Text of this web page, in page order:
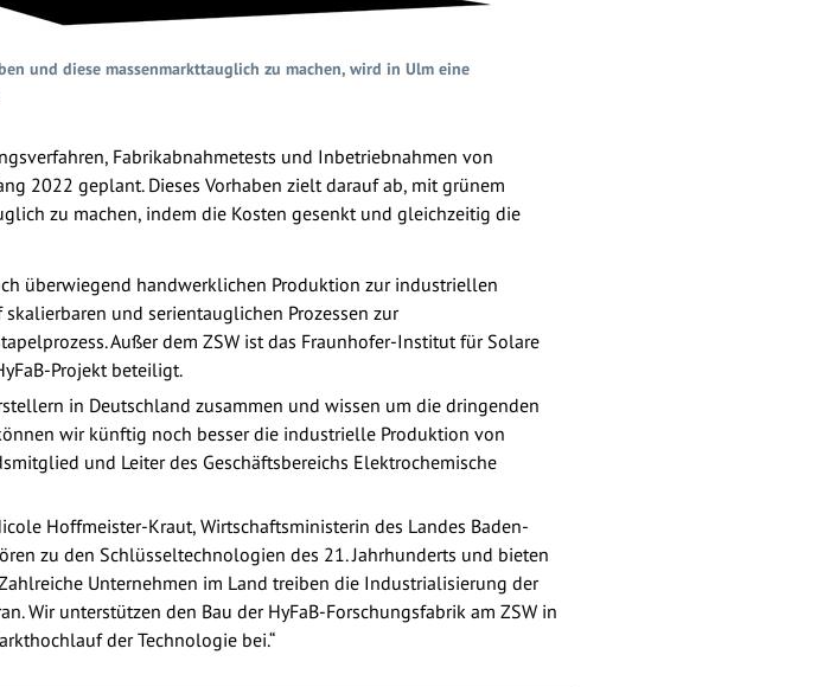
und diese massenmarkttauglich zu machen, wird in Ulm eine
Fabrikabnahmetests und Inbetriebnahmen von
2022 geplant. Dieses Vorhaben zielt darauf ab, mit grünem
zu machen, indem die Kosten gesenkt und gleichzeitig die
überwiegend handwerklichen Produktion zur industriellen
und serientauglichen Prozessen zur
Außer dem ZSW ist das Fraunhofer-Institut für Solare
Projekt beteiligt.
in Deutschland zusammen und wissen um die dringenden
wir künftig noch besser die industrielle Produktion von
und Leiter des Geschäftsbereichs Elektrochemische
Hoffmeister-Kraut, Wirtschaftsministerin des Landes Baden-
zu den Schlüsseltechnologien des 21. Jahrhunderts und bieten
Unternehmen im Land treiben die Industrialisierung der
Wir unterstützen den Bau der HyFaB-Forschungsfabrik am ZSW in
der Technologie bei.“